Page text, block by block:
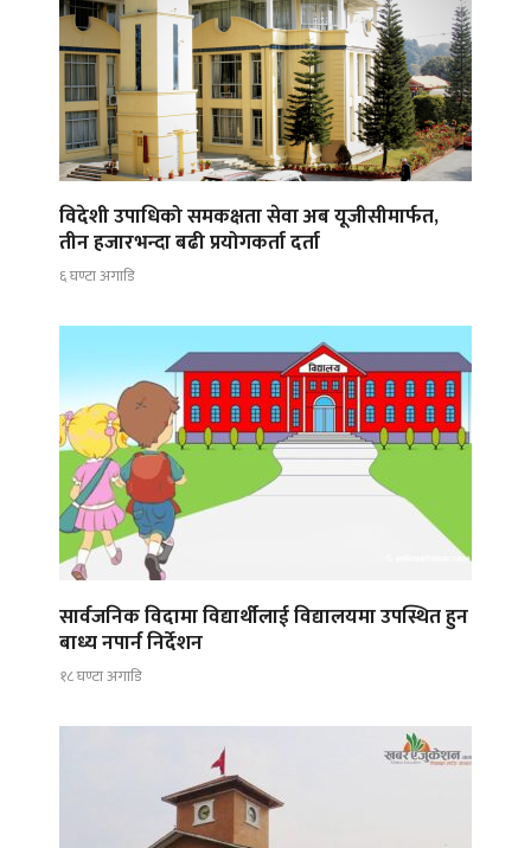
विदेशी उपाधिको समकक्षता सेवा अब यूजीसीमार्फत,
तीन हजारभन्दा बढी प्रयोगकर्ता दर्ता
६ घण्टा अगाडि
सार्वजनिक विदामा विद्यार्थीलाई विद्यालयमा उपस्थित हुन
बाध्य नपार्न निर्देशन
१८ घण्टा अगाडि